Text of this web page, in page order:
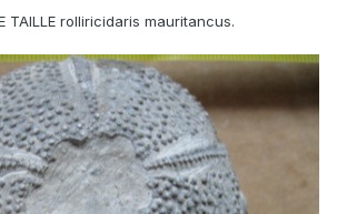
TAILLE rolliricidaris mauritancus.